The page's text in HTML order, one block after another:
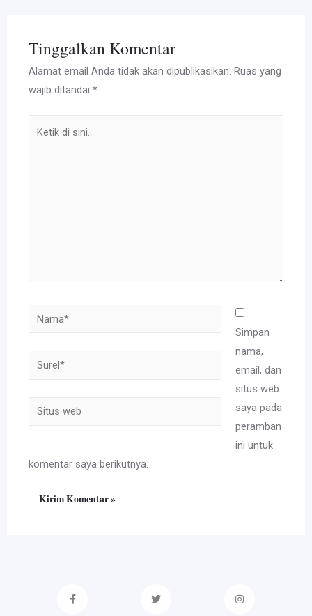
Tinggalkan Komentar
Alamat email Anda tidak akan dipublikasikan. Ruas yang
wajib ditandai*
Nama*
Surel*
Situs
Simpan
nama,
email, dan
situs web
saya pada
peramban
ini untuk
komentar saya berikutnya.